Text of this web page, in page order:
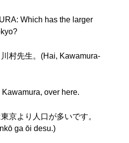
Which has the larger
村先生。(Hai, Kawamura-
over here.
京より人口が多いです。
ga ōi desu.)